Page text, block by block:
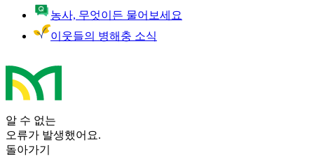
농사, 무엇이든 물어보세요
이웃들의 병해충 소식
알 수 없는
오류가 발생했어요.
돌아가기